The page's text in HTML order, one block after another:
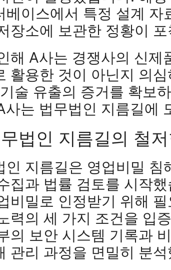
베이스에서 특정 설계 자
장소에 보관한 정황이
해 A사는 경쟁사의 신제
활용한 것이 아닌지 의
술 유출의 증거를 확보
사는 법무법인 지름길에
법인 지름길의 철
인 지름길은 영업비밀
집과 법률 검토를 시작
비밀로 인정받기 위해
력의 세 가지 조건을 입
의 보안 시스템 기록과
관리 과정을 면밀히 분